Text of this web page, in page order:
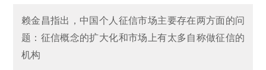
赖金昌指出，中国个人征信市场主要存在两方面的问
题：征信概念的扩大化和市场上有太多自称做征信的
机构